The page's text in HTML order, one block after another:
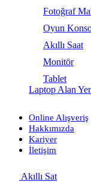
Fotoğraf
Oyun
Akıllı Saat
Monitör
Tablet
Laptop Alan
Online Alışveriş
Hakkımızda
Kariyer
İletişim
Akıllı Sat